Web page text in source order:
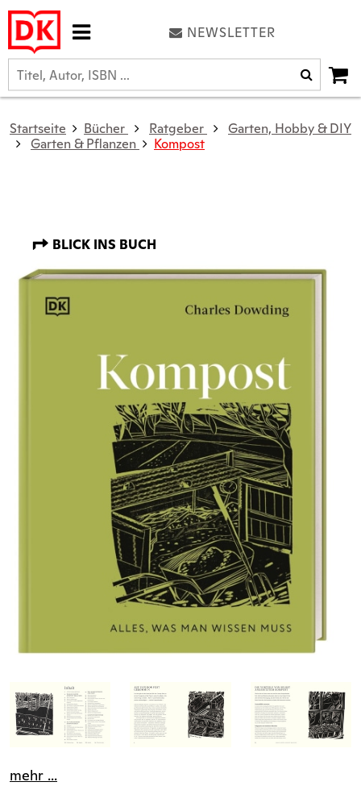
NEWSLETTER
Startseite Bücher Ratgeber
Garten, Hobby & DIY
Garten & Pflanzen
Kompost
BLICK INS BUCH
mehr ...